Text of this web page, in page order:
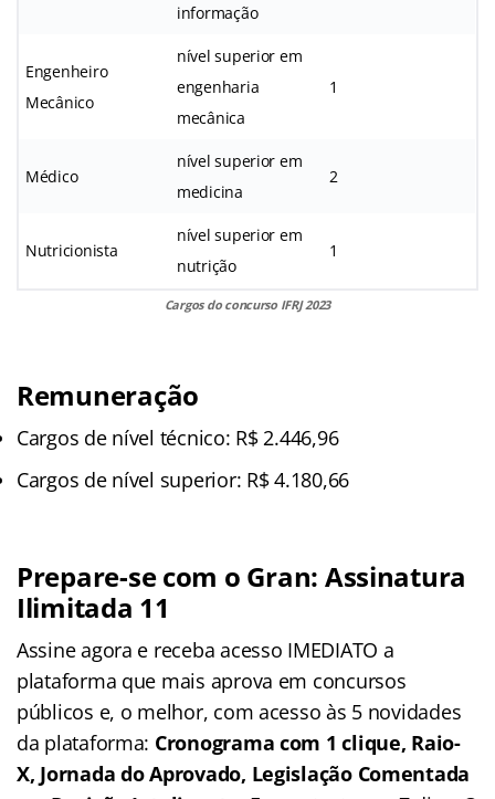
informação
Engenheiro
Mecânico
nível superior em
engenharia
mecânica
1
Médico
nível superior em
medicina
2
Nutricionista
nível superior em
nutrição
1
Cargos do concurso IFRJ 2023
Remuneração
Cargos de nível técnico: R$ 2.446,96
Cargos de nível superior: R$ 4.180,66
Prepare-se com o Gran: Assinatura
Ilimitada 11
Assine agora e receba acesso IMEDIATO a
plataforma que mais aprova em concursos
públicos e, o melhor, com acesso às 5 novidades
da plataforma: Cronograma com 1 clique, Raio-
X, Jornada do Aprovado, Legislação Comentada